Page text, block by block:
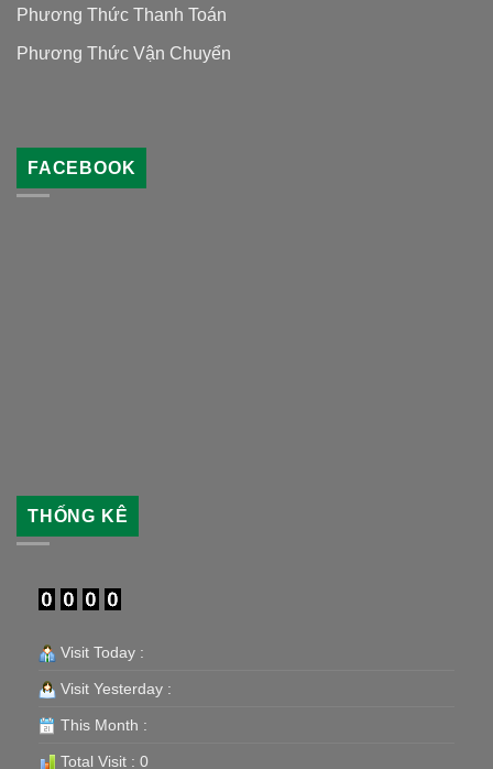
Phương Thức Thanh Toán
Phương Thức Vận Chuyển
FACEBOOK
THỐNG KÊ
Visit Today :
Visit Yesterday :
This Month :
Total Visit : 0